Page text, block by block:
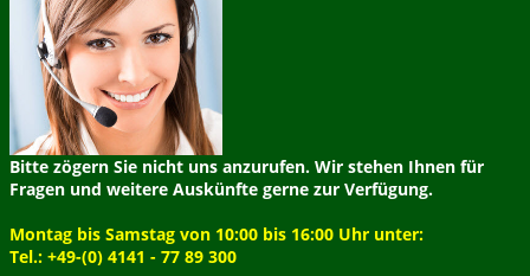
Bitte zögern Sie nicht uns anzurufen. Wir stehen Ihnen für
Fragen und weitere Auskünfte gerne zur Verfügung.
Montag bis Samstag von 10:00 bis 16:00 Uhr unter:
Tel.: +49-(0) 4141 - 77 89 300